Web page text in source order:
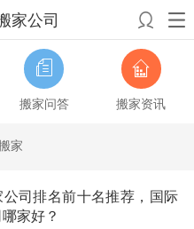
家公司
快递邮寄到新西兰哪个公司好？
？注意事项有哪些？
青岛市国际
方案？大连市国际搬家服务到中
家经历吗？
从长沙市国际快递邮
？
家具海运到奥克兰怎么样能省
格雷有点不一样北京私人物品运
海移民搬家到塞浦路斯，国际搬
搬家问答 搬家资讯
家
公司排名前十名推荐，国际
家好？